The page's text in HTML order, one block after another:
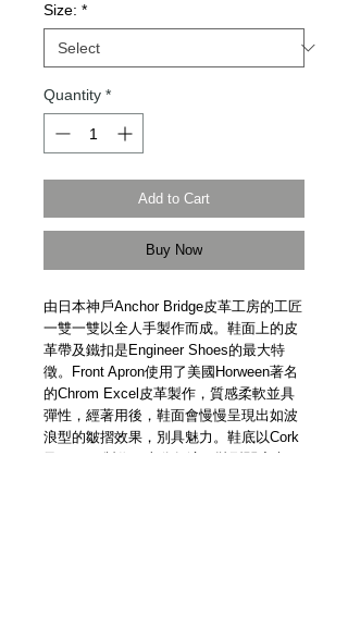
Size: *
Quantity *
Add to Cart
Buy Now
由日本神戶Anchor Bridge皮革工房的工匠
一雙一雙以全人手製作而成。鞋面上的皮
革帶及鐵扣是Engineer Shoes的最大特
徵。Front Apron使用了美國Horween著名
的Chrom Excel皮革製作，質感柔軟並具
彈性，經著用後，鞋面會慢慢呈現出如波
浪型的皺摺效果，別具魅力。鞋底以Cork